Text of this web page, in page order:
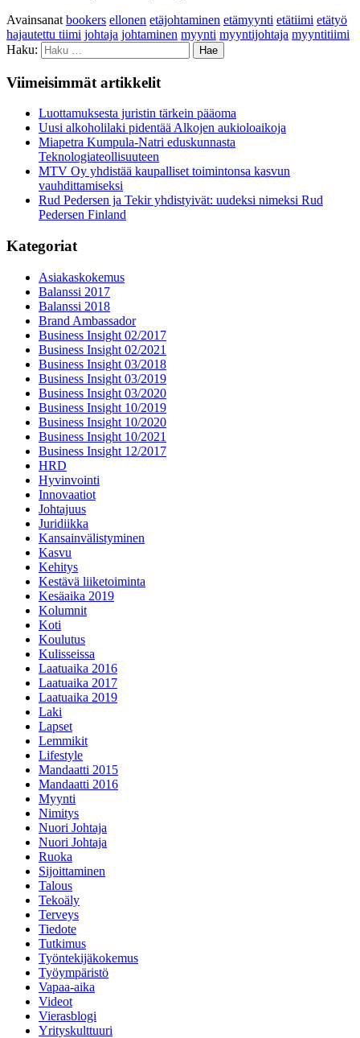
Avainsanat bookers ellonen etäjohtaminen etämyynti etätiimi etätyö
hajautettu tiimi johtaja johtaminen myynti myyntijohtaja myyntitiimi
Haku:
Viimeisimmät artikkelit
Luottamuksesta juristin tärkein pääoma
Uusi alkoholilaki pidentää Alkojen aukioloaikoja
Miapetra Kumpula-Natri eduskunnasta
Teknologiateollisuuteen
MTV Oy yhdistää kaupalliset toimintonsa kasvun
vauhdittamiseksi
Rud Pedersen ja Tekir yhdistyivät: uudeksi nimeksi Rud
Pedersen Finland
Kategoriat
Asiakaskokemus
Balanssi 2017
Balanssi 2018
Brand Ambassador
Business Insight 02/2017
Business Insight 02/2021
Business Insight 03/2018
Business Insight 03/2019
Business Insight 03/2020
Business Insight 10/2019
Business Insight 10/2020
Business Insight 10/2021
Business Insight 12/2017
HRD
Hyvinvointi
Innovaatiot
Johtajuus
Juridiikka
Kansainvälistyminen
Kasvu
Kehitys
Kestävä liiketoiminta
Kesäaika 2019
Kolumnit
Koti
Koulutus
Kulisseissa
Laatuaika 2016
Laatuaika 2017
Laatuaika 2019
Laki
Lapset
Lemmikit
Lifestyle
Mandaatti 2015
Mandaatti 2016
Myynti
Nimitys
Nuori Johtaja
Nuori Johtaja
Ruoka
Sijoittaminen
Talous
Tekoäly
Terveys
Tiedote
Tutkimus
Työntekijäkokemus
Työympäristö
Vapaa-aika
Videot
Vierasblogi
Yrityskulttuuri